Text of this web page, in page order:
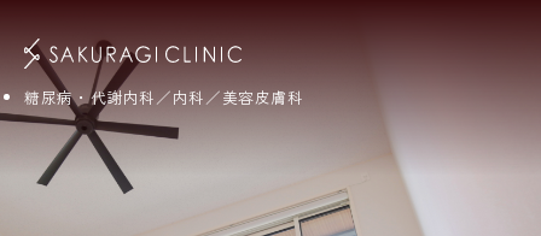
糖尿病・代謝内科／内科／美容皮膚科